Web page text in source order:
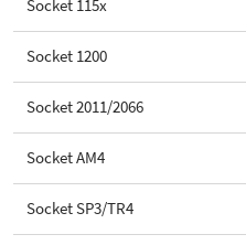
Socket 115x
Socket 1200
Socket 2011/2066
Socket AM4
Socket SP3/TR4